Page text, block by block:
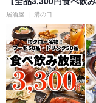
居酒屋 溝の口